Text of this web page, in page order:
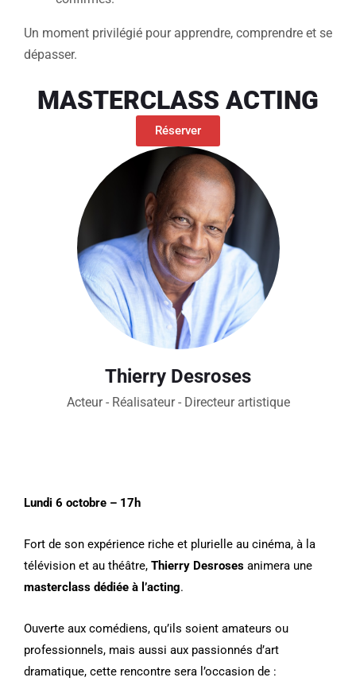
Un moment privilégié pour apprendre, comprendre et se
dépasser.
MASTERCLASS ACTING
Réserver
Thierry Desroses
Acteur - Réalisateur - Directeur artistique
Lundi 6 octobre – 17h
Fort de son expérience riche et plurielle au cinéma, à la
télévision et au théâtre, Thierry Desroses animera une
masterclass dédiée à l’acting.
Ouverte aux comédiens, qu’ils soient amateurs ou
professionnels, mais aussi aux passionnés d’art
dramatique, cette rencontre sera l’occasion de :